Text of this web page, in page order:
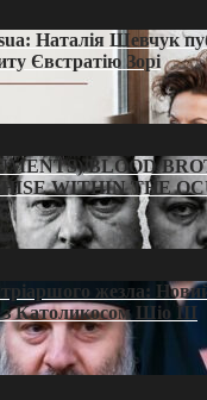
Наталія Шевчук
Євстратію Зорі
BLOOD
WITHIN THE
жезла:
з Католикосом Шіо III